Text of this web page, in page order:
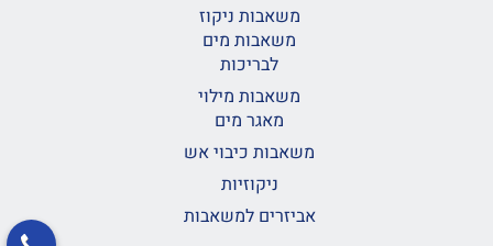
משאבות ניקוז
משאבות מים
לבריכות
משאבות מילוי
מאגר מים
משאבות כיבוי אש
ניקוזיות
אביזרים למשאבות